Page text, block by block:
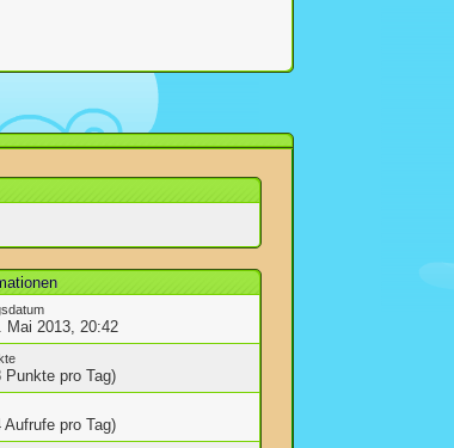
Mai 2013, 20:42
Punkte pro Tag)
Aufrufe pro Tag)